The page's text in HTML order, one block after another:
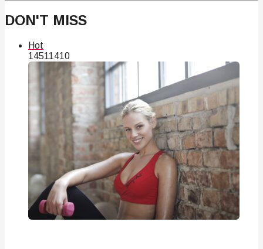
DON'T MISS
Hot
14511410